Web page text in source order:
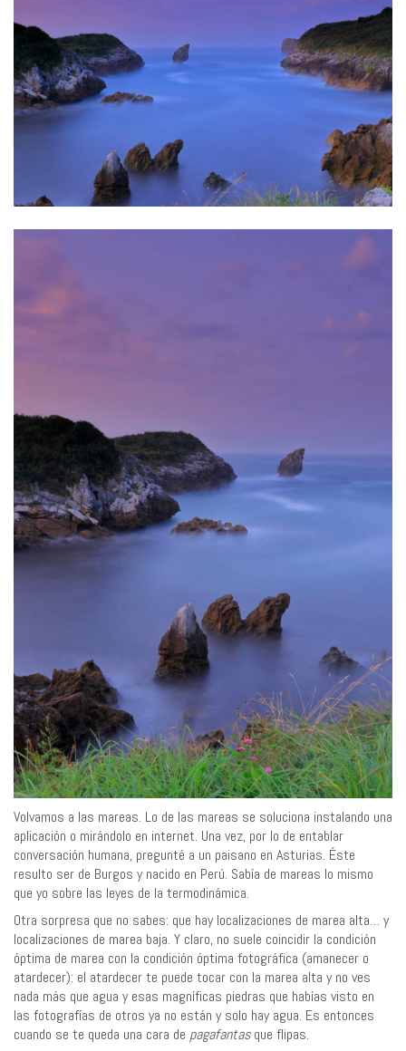
Volvamos a las mareas. Lo de las mareas se soluciona instalando una
aplicación o mirándolo en internet. Una vez, por lo de entablar
conversación humana, pregunté a un paisano en Asturias. Éste
resulto ser de Burgos y nacido en Perú. Sabía de mareas lo mismo
que yo sobre las leyes de la termodinámica.
Otra sorpresa que no sabes: que hay localizaciones de marea alta… y
localizaciones de marea baja. Y claro, no suele coincidir la condición
óptima de marea con la condición óptima fotográfica (amanecer o
atardecer): el atardecer te puede tocar con la marea alta y no ves
nada más que agua y esas magníficas piedras que habías visto en
las fotografías de otros ya no están y solo hay agua. Es entonces
cuando se te queda una cara de pagafantasque flipas.